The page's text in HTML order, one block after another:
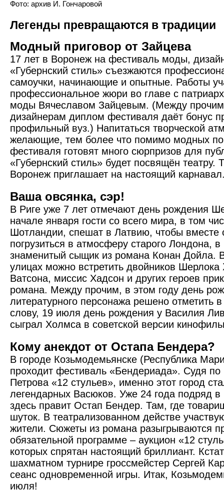
Фото: архив И. Гончаровой
Легенды превращаются в традиции
Модный приговор от Зайцева
17 лет в Воронеж на фестиваль моды,
«Губернский стиль» съезжаются
самоучки, начинающие и опытные. Работы
профессиональное жюри во главе с
моды Вячеславом Зайцевым. (Между
дизайнерам диплом фестиваля даёт бонус
профильный вуз.) Напитаться творческой
желающие, тем более что помимо модных
фестиваля готовят много сюрпризов для
«Губернский стиль» будет посвящён театру.
Воронеж приглашает на настоящий
Ваша овсянка, сэр!
В Риге уже 7 лет отмечают день рождения
начале января гости со всего мира, в том
Шотландии, спешат в Латвию, чтобы вместе
погрузиться в атмосферу старого Лондона,
знаменитый сыщик из романа Конан Дойла.
улицах можно встретить двойников
Ватсона, миссис Хадсон и других героев
романа. Между прочим, в этом году день
литературного персонажа решено
слову, 19 июля день рождения у Василия
сыграл Холмса в советской версии
Кому анекдот от Остапа Бендера?
В городе Козьмодемьянске (Республика
проходит фестиваль «Бендериада». Судя
Петрова «12 стульев», именно этот город
легендарных Васюков. Уже 24 года подряд
здесь правит Остап Бендер. Там, где
шуток. В театрализованном действе
жители. Сюжеты из романа разыгрываются
обязательной программе – аукцион «12
которых спрятан настоящий бриллиант.
шахматном турнире гроссмейстер Сергей
сеанс одновременной игры. Итак,
июля!